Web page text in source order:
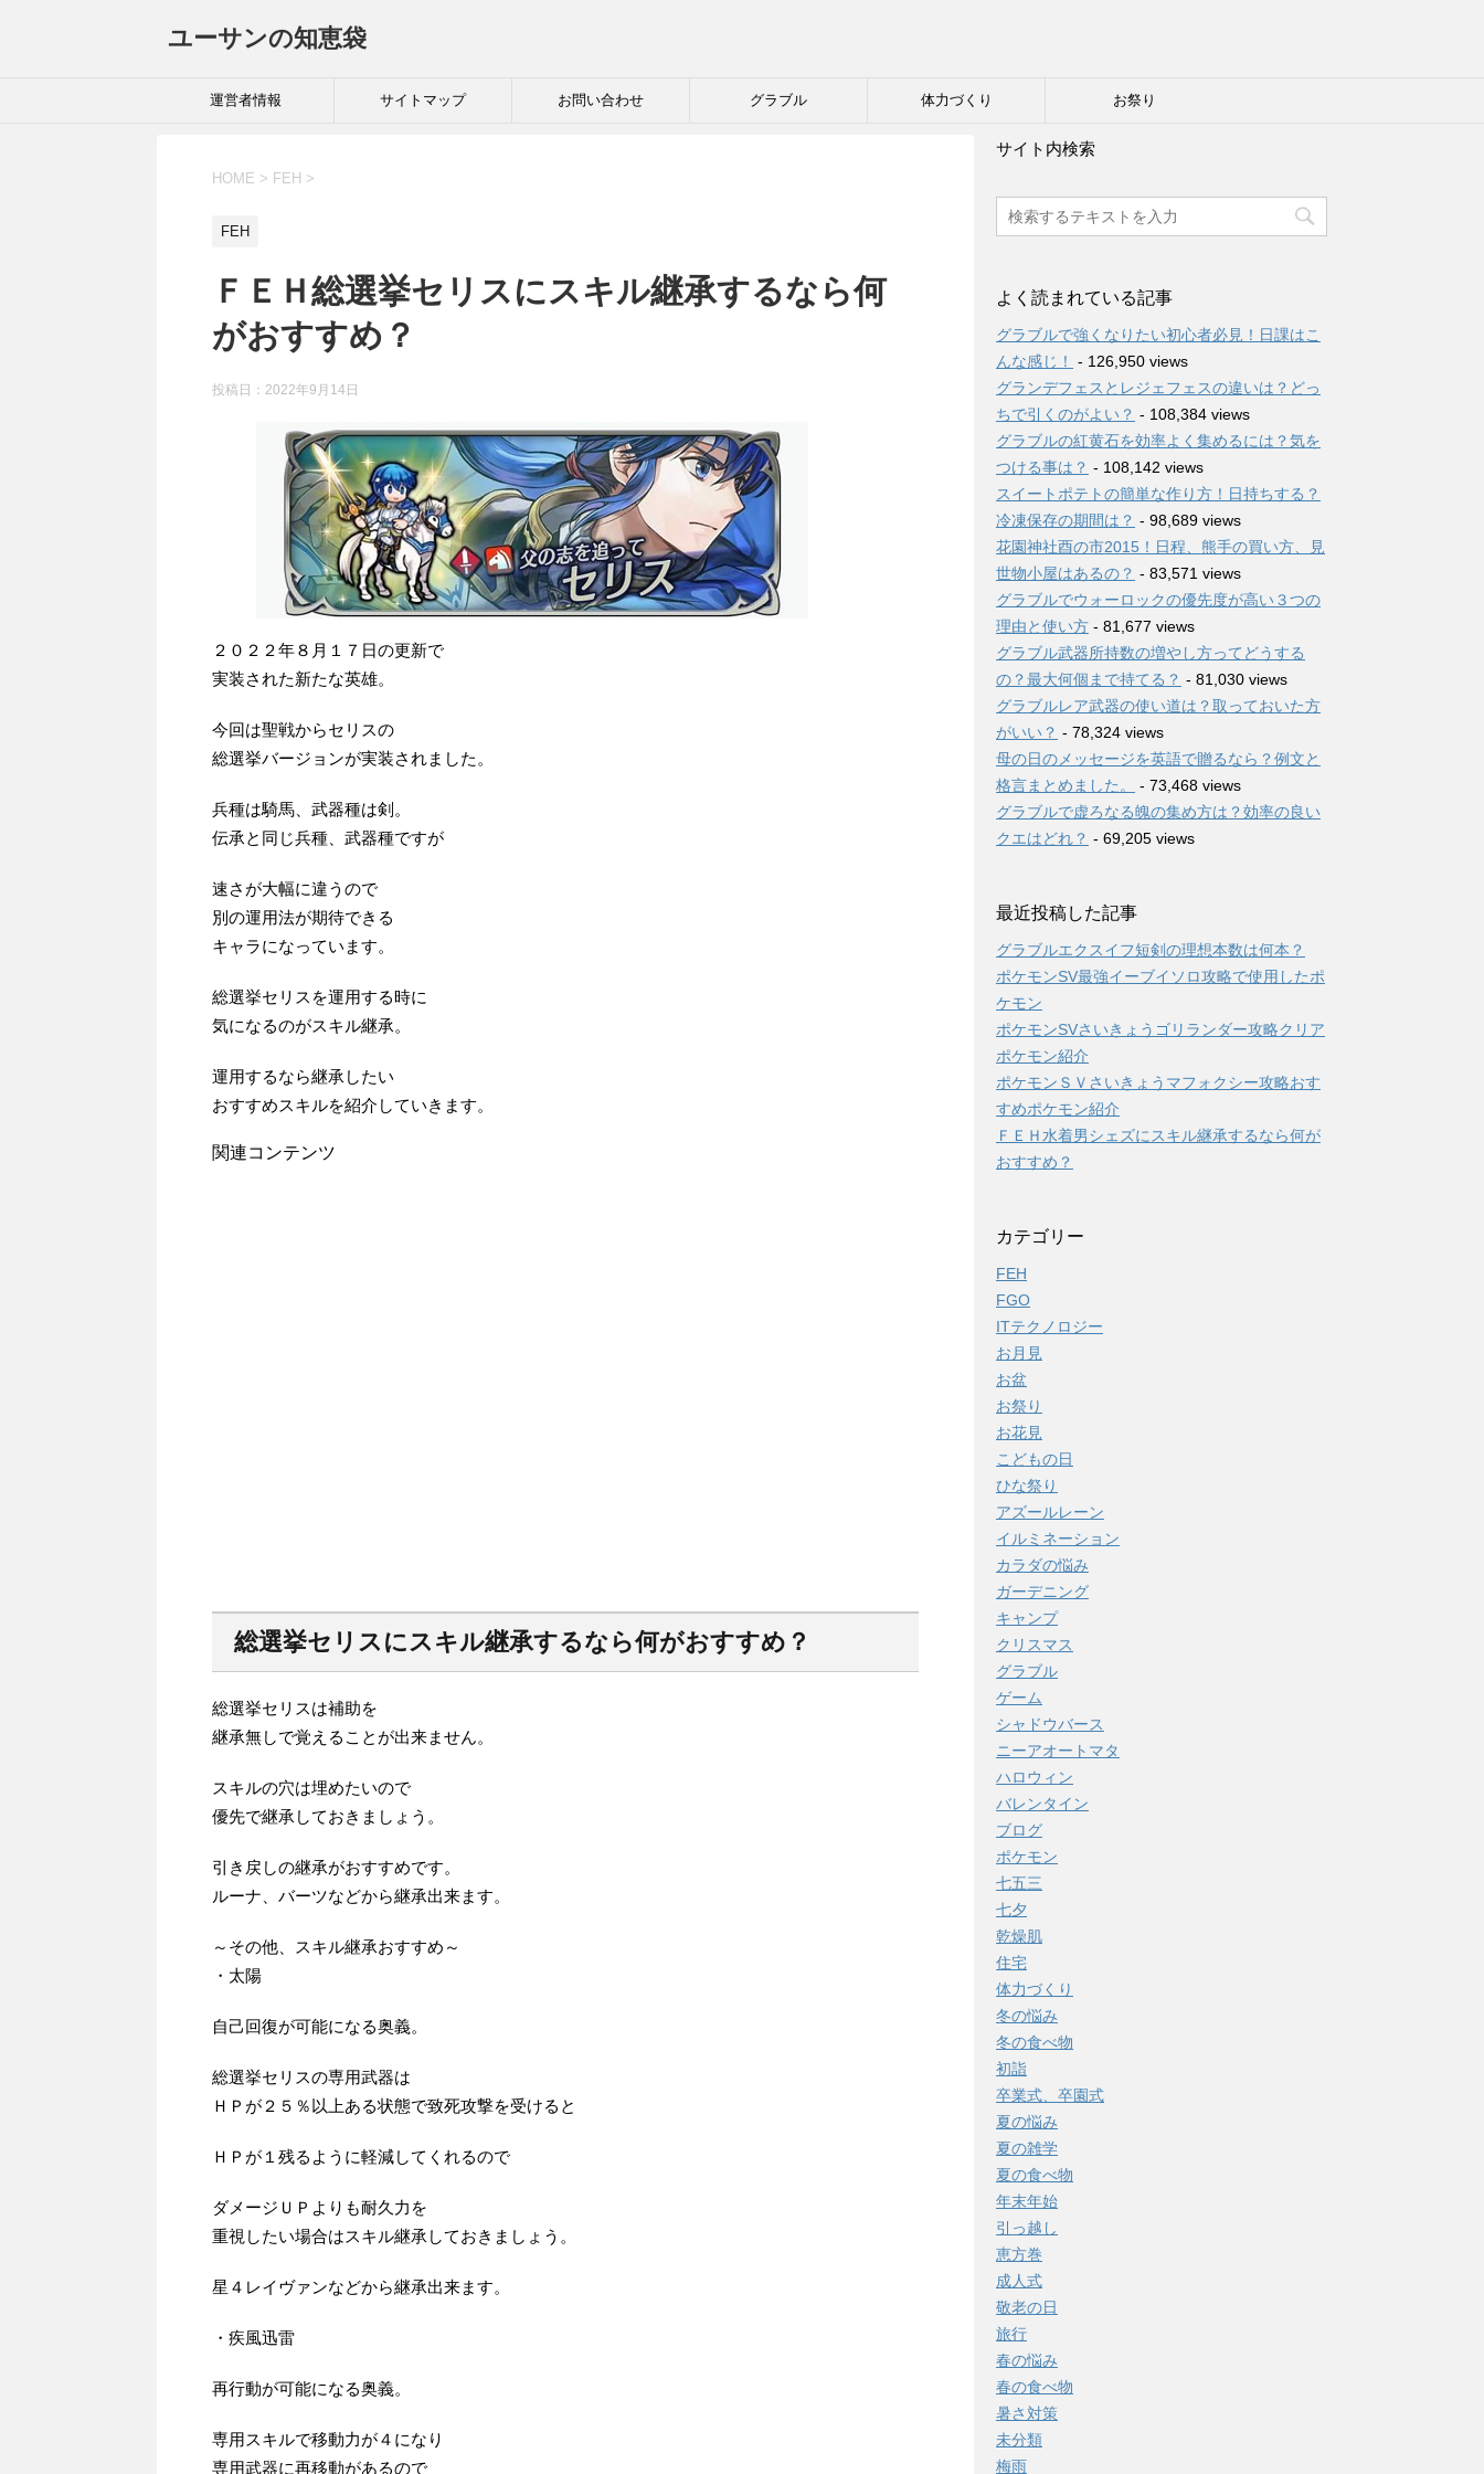
ユーサンの知恵袋
運営者情報 サイトマップ お問い合わせ グラブル 体力づくり お祭り
HOME > FEH >
FEH
ＦＥＨ総選挙セリスにスキル継承するなら何
がおすすめ？
投稿日： 2022年9月14日
２０２２年８月１７日の更新で
実装された新たな英雄。
今回は聖戦からセリスの
総選挙バージョンが実装されました。
兵種は騎馬、武器種は剣。
伝承と同じ兵種、武器種ですが
速さが大幅に違うので
別の運用法が期待できる
キャラになっています。
総選挙セリスを運用する時に
気になるのがスキル継承。
運用するなら継承したい
おすすめスキルを紹介していきます。
関連コンテンツ
総選挙セリスにスキル継承するなら何がおすすめ？
総選挙セリスは補助を
継承無しで覚えることが出来ません。
スキルの穴は埋めたいので
優先で継承しておきましょう。
引き戻しの継承がおすすめです。
ルーナ、バーツなどから継承出来ます。
～その他、スキル継承おすすめ～
・太陽
自己回復が可能になる奥義。
総選挙セリスの専用武器は
ＨＰが２５％以上ある状態で致死攻撃を受けると
ＨＰが１残るように軽減してくれるので
ダメージＵＰよりも耐久力を
重視したい場合はスキル継承しておきましょう。
星４レイヴァンなどから継承出来ます。
・疾風迅雷
再行動が可能になる奥義。
専用スキルで移動力が４になり
専用武器に再移動があるので
サイト内検索
よく読まれている記事
グラブルで強くなりたい初心者必見！日課はこ
んな感じ！
- 126,950 views
グランデフェスとレジェフェスの違いは？どっ
ちで引くのがよい？ - 108,384 views
グラブルの紅黄石を効率よく集めるには？気を
つける事は？ - 108,142 views
スイートポテトの簡単な作り方！日持ちする？
冷凍保存の期間は？ - 98,689 views
花園神社酉の市2015！日程、熊手の買い方、見
世物小屋はあるの？ - 83,571 views
グラブルでウォーロックの優先度が高い３つの
理由と使い方 - 81,677 views
グラブル武器所持数の増やし方ってどうする
の？最大何個まで持てる？ - 81,030 views
グラブルレア武器の使い道は？取っておいた方
がいい？ - 78,324 views
母の日のメッセージを英語で贈るなら？例文と
格言まとめました。
- 73,468 views
グラブルで虚ろなる魄の集め方は？効率の良い
クエはどれ？ - 69,205 views
最近投稿した記事
グラブルエクスイフ短剣の理想本数は何本？
ポケモンSV最強イーブイソロ攻略で使用したポ
ケモン
ポケモンSVさいきょうゴリランダー攻略クリア
ポケモン紹介
ポケモンＳＶさいきょうマフォクシー攻略おす
すめポケモン紹介
ＦＥＨ水着男シェズにスキル継承するなら何が
おすすめ？
カテゴリー
FEH
FGO
ITテクノロジー
お月見
お盆
お祭り
お花見
こどもの日
ひな祭り
アズールレーン
イルミネーション
カラダの悩み
ガーデニング
キャンプ
クリスマス
グラブル
ゲーム
シャドウバース
ニーアオートマタ
ハロウィン
バレンタイン
ブログ
ポケモン
七五三
七夕
乾燥肌
住宅
体力づくり
冬の悩み
冬の食べ物
初詣
卒業式、卒園式
夏の悩み
夏の雑学
夏の食べ物
年末年始
引っ越し
恵方巻
成人式
敬老の日
旅行
春の悩み
春の食べ物
暑さ対策
未分類
梅雨